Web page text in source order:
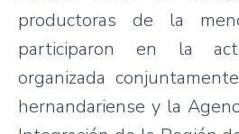
productoras de la
participaron en la
organizada
hernandariense y la